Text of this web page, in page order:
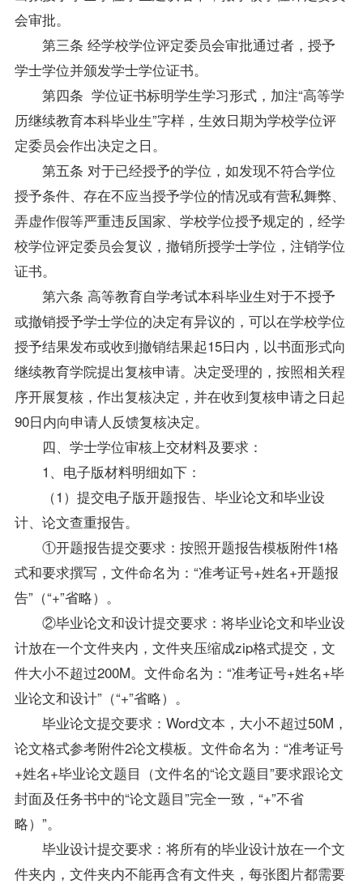
会审批。
第三条 经学校学位评定委员会审批通过者，授予
学士学位并颁发学士学位证书。
第四条 学位证书标明学生学习形式，加注“高等学
历继续教育本科毕业生”字样，生效日期为学校学位评
定委员会作出决定之日。
第五条 对于已经授予的学位，如发现不符合学位
授予条件、存在不应当授予学位的情况或有营私舞弊、
弄虚作假等严重违反国家、学校学位授予规定的，经学
校学位评定委员会复议，撤销所授学士学位，注销学位
证书。
第六条 高等教育自学考试本科毕业生对于不授予
或撤销授予学士学位的决定有异议的，可以在学校学位
授予结果发布或收到撤销结果起15日内，以书面形式向
继续教育学院提出复核申请。决定受理的，按照相关程
序开展复核，作出复核决定，并在收到复核申请之日起
90日内向申请人反馈复核决定。
四、学士学位审核上交材料及要求：
1、电子版材料明细如下：
（1）提交电子版开题报告、毕业论文和毕业设
计、论文查重报告。
①开题报告提交要求：按照开题报告模板附件1格
式和要求撰写，文件命名为：“准考证号+姓名+开题报
告”（“+”省略）。
②毕业论文和设计提交要求：将毕业论文和毕业设
计放在一个文件夹内，文件夹压缩成zip格式提交，文
件大小不超过200M。文件命名为：“准考证号+姓名+毕
业论文和设计”（“+”省略）。
毕业论文提交要求：Word文本，大小不超过50M，
论文格式参考附件2论文模板。文件命名为：“准考证号
+姓名+毕业论文题目（文件名的“论文题目”要求跟论文
封面及任务书中的“论文题目”完全一致，“+”不省
略）”。
毕业设计提交要求：将所有的毕业设计放在一个文
件夹内，文件夹内不能再含有文件夹，每张图片都需要